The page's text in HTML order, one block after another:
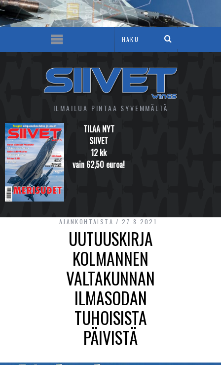
ILMAILUA PINTAA SYVEMMÄLTÄ
TILAA NYT
SIIVET
12 kk
vain 62,50 euroa!
AJANKOHTAISTA 27.8.2021
UUTUUSKIRJA
KOLMANNEN
VALTAKUNNAN
ILMASODAN
TUHOISISTA
PÄIVISTÄ